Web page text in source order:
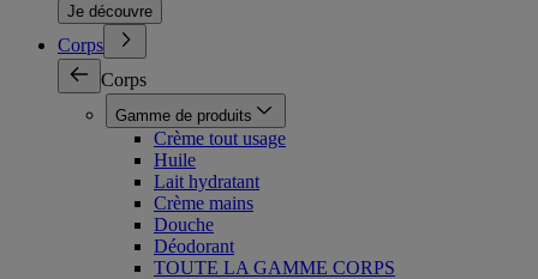
Je découvre
Corps
Corps
Gamme de produits
Crème tout usage
Huile
Lait hydratant
Crème mains
Douche
Déodorant
TOUTE LA GAMME CORPS